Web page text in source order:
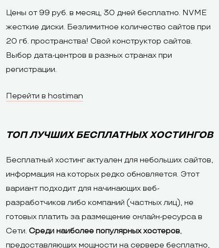
Цены от 99 руб. в месяц, 30 дней бесплатно. NVME
жесткие диски. Безлимитное количество сайтов при
20 гб. пространства! Свой конструктор сайтов.
Выбор дата-центров в разных странах при
регистрации.
Перейти в hostiman
ТОП ЛУЧШИХ БЕСПЛАТНЫХ ХОСТИНГОВ
Бесплатный хостинг актуален для небольших сайтов,
информация на которых редко обновляется. Этот
вариант подходит для начинающих веб-
разработчиков либо компаний (частных лиц), не
готовых платить за размещение онлайн-ресурса в
Сети. Среди наиболее популярных хостеров,
предоставляющих мощности на сервере бесплатно,